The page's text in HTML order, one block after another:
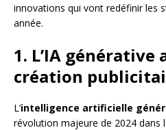
innovations qui vont redéfinir les
année.
1. L’IA
création
L’intelligence artificielle
révolution majeure de 2024 dans